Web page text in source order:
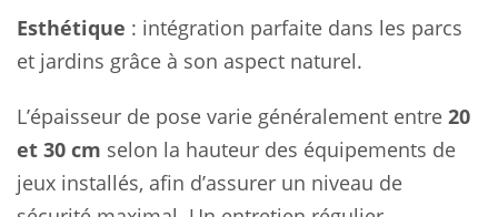
Esthétique : intégration parfaite dans les parcs
et jardins grâce à son aspect naturel.
L’épaisseur de pose varie généralement entre 20
et 30 cm selon la hauteur des équipements de
jeux installés, afin d’assurer un niveau de